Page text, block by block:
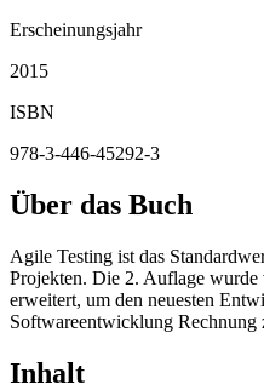
Erscheinungsjahr
2015
ISBN
978-3-446-45292-3
Über das Buch
Agile Testing ist das
Projekten. Die 2. Auflage wurde
erweitert, um den neuesten
Softwareentwicklung Rechnung
Inhalt